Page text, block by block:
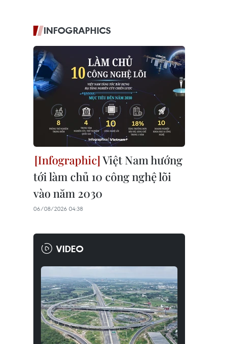
INFOGRAPHICS
Việt Nam hướng
tới làm chủ 10 công nghệ lõi
vào năm 2030
06/08/2026 04:38
VIDEO